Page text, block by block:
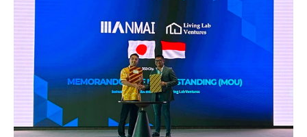
Pathway. Transformasi ini merupakan bagian dari upaya
perusahaan untuk […]